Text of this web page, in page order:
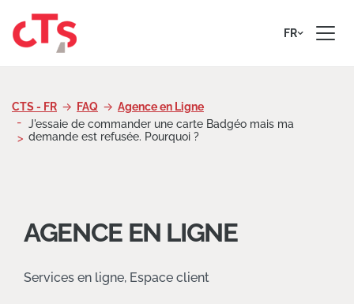
FR
CTS - FR FAQ
Agence en Ligne
J'essaie de commander une carte Badgéo mais ma
demande est refusée. Pourquoi ?
AGENCE EN LIGNE
Services en ligne, Espace client